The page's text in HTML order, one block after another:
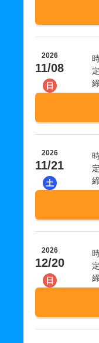
2026
11/08
日
2026
11/21
土
2026
12/20
日